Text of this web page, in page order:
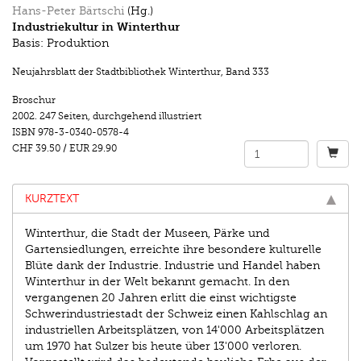
Hans-Peter Bärtschi (Hg.)
Industriekultur in Winterthur
Basis: Produktion
Neujahrsblatt der Stadtbibliothek Winterthur, Band 333
Broschur
2002. 247 Seiten, durchgehend illustriert
ISBN 978-3-0340-0578-4
CHF 39.50 / EUR 29.90
KURZTEXT
Winterthur, die Stadt der Museen, Pärke und
Gartensiedlungen, erreichte ihre besondere kulturelle
Blüte dank der Industrie. Industrie und Handel haben
Winterthur in der Welt bekannt gemacht. In den
vergangenen 20 Jahren erlitt die einst wichtigste
Schwerindustriestadt der Schweiz einen Kahlschlag an
industriellen Arbeitsplätzen, von 14'000 Arbeitsplätzen
um 1970 hat Sulzer bis heute über 13'000 verloren.